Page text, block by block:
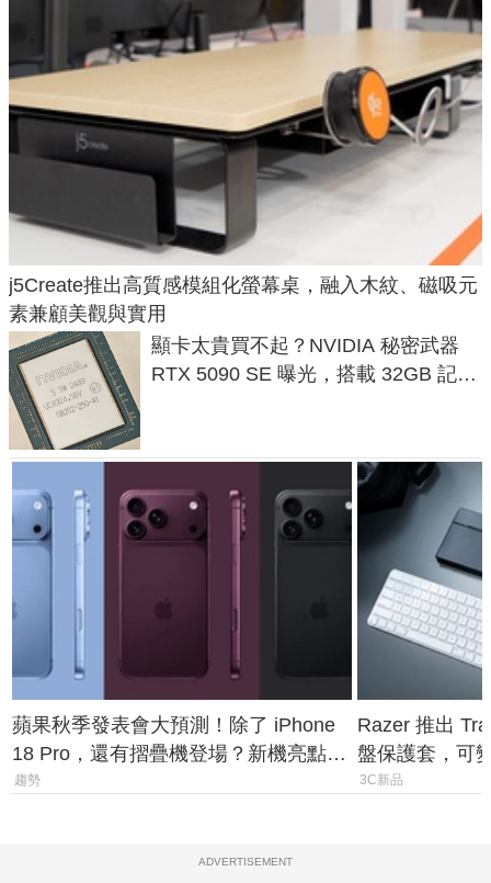
j5Create推出高質感模組化螢幕桌，融入木紋、磁吸元
素兼顧美觀與實用
顯卡太貴買不起？NVIDIA 秘密武器
RTX 5090 SE 曝光，搭載 32GB 記憶
蘋果秋季發表會大預測！除了 iPhone
18 Pro，還有摺疊機登場？新機亮點預
測一次看
趨勢
Razer 推出
盤保護套，可
價 2,090 元
3C新品
ADVERTISEMENT